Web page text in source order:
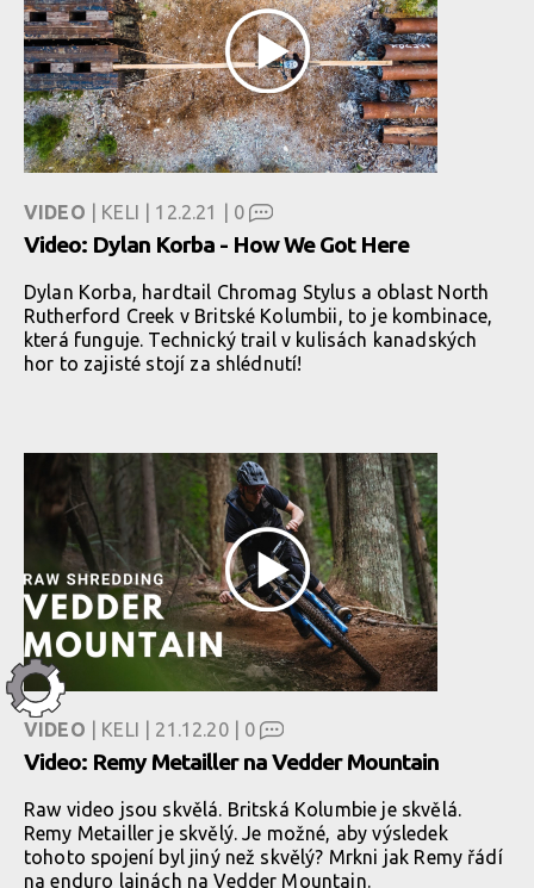
VIDEO | KELI | 12.2.21 | 0
Video: Dylan Korba - How We Got Here
Dylan Korba, hardtail Chromag Stylus a oblast North
Rutherford Creek v Britské Kolumbii, to je kombinace,
která funguje. Technický trail v kulisách kanadských
hor to zajisté stojí za shlédnutí!
VIDEO | KELI | 21.12.20 | 0
Video: Remy Metailler na Vedder Mountain
Raw video jsou skvělá. Britská Kolumbie je skvělá.
Remy Metailler je skvělý. Je možné, aby výsledek
tohoto spojení byl jiný než skvělý? Mrkni jak Remy řádí
na enduro lajnách na Vedder Mountain.